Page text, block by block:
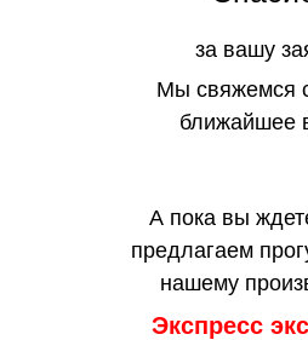
за вашу
Мы свяжемся
ближайшее
А пока вы
предлагаем
нашему
Экспресс